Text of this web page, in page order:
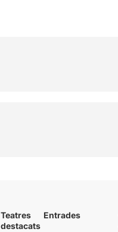
Teatres
destacats
Entrades